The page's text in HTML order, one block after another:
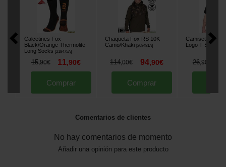
Calcetines Fox
Black/Orange Thermolite
Long Socks
[218475A]
15,90€ 11,90€
Comprar
Chaqueta Fox RS 10K
Camo/Khaki [268481A]
114,00€ 94,90€
Comprar
Camiseta Fox
Logo T-Shirt
26,90
Comentarios de clientes
No hay comentarios de momento
Añadir una opinión para este producto